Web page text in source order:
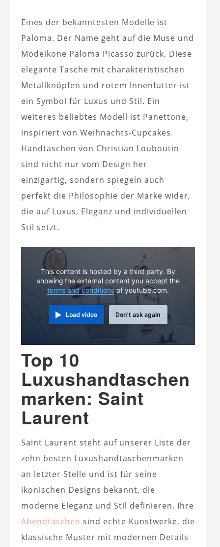
Eines der bekanntesten Modelle ist
Paloma. Der Name geht auf die Muse und
Modeikone Paloma Picasso zurück. Diese
elegante Tasche mit charakteristischen
Metallknöpfen und rotem Innenfutter ist
ein Symbol für Luxus und Stil. Ein
weiteres beliebtes Modell ist Panettone,
inspiriert von Weihnachts-Cupcakes.
Handtaschen von Christian Louboutin
sind nicht nur vom Design her
einzigartig, sondern spiegeln auch
perfekt die Philosophie der Marke wider,
die auf Luxus, Eleganz und individuellen
Stil setzt.
This content is hosted by a third party. By
showing the external content you accept the
terms and conditionsof youtube.com.
Load video Don't ask again
Top 10
Luxushandtaschen
marken: Saint
Laurent
Saint Laurent steht auf unserer Liste der
zehn besten Luxushandtaschenmarken
an letzter Stelle und ist für seine
ikonischen Designs bekannt, die
moderne Eleganz und Stil definieren. Ihre
Abendtaschen sind echte Kunstwerke, die
klassische Muster mit modernen Details